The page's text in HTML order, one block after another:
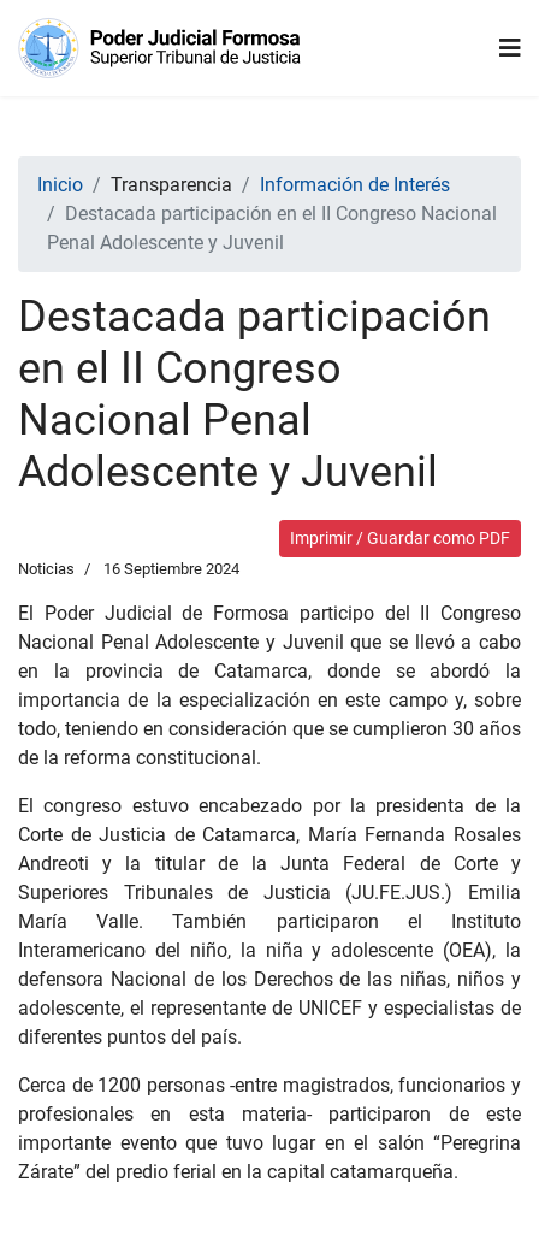
Inicio Transparencia
Información de Interés
Destacada participación en el II Congreso Nacional
Penal Adolescente y Juvenil
Destacada participación
en el II Congreso
Nacional Penal
Adolescente y Juvenil
Imprimir / Guardar como PDF
Noticias 16 Septiembre 2024
El Poder Judicial de Formosa participo del II Congreso
Nacional Penal Adolescente y Juvenil que se llevó a cabo
en la provincia de Catamarca, donde se abordó la
importancia de la especialización en este campo y, sobre
todo, teniendo en consideración que se cumplieron 30 años
de la reforma constitucional.
El congreso estuvo encabezado por la presidenta de la
Corte de Justicia de Catamarca, María Fernanda Rosales
Andreoti y la titular de la Junta Federal de Corte y
Superiores Tribunales de Justicia (JU.FE.JUS.) Emilia
María Valle. También participaron el Instituto
Interamericano del niño, la niña y adolescente (OEA), la
defensora Nacional de los Derechos de las niñas, niños y
adolescente, el representante de UNICEF y especialistas de
diferentes puntos del país.
Cerca de 1200 personas -entre magistrados, funcionarios y
profesionales en esta materia- participaron de este
importante evento que tuvo lugar en el salón “Peregrina
Zárate” del predio ferial en la capital catamarqueña.